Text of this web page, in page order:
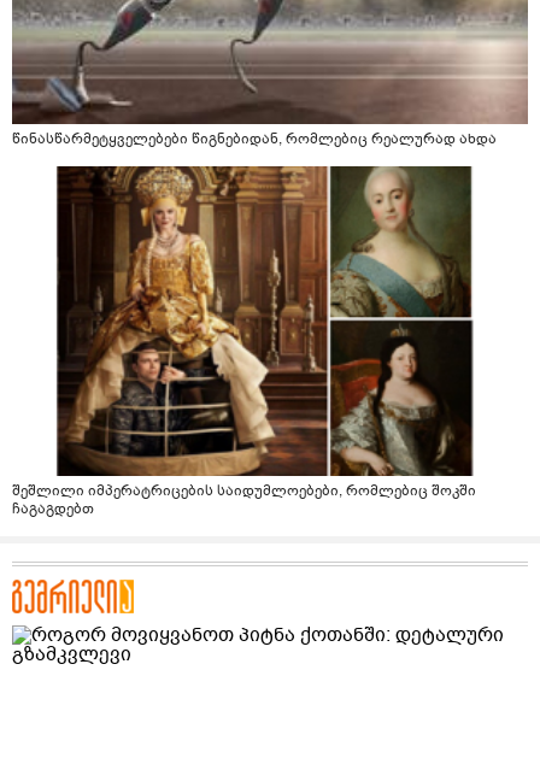
წინასწარმეტყველებები წიგნებიდან, რომლებიც რეალურად ახდა
შეშლილი იმპერატრიცების საიდუმლოებები, რომლებიც შოკში
ჩაგაგდებთ